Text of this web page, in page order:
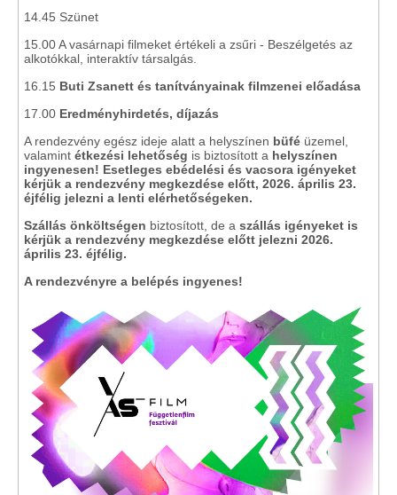
14.45 Szünet
15.00 A vasárnapi filmeket értékeli a zsűri - Beszélgetés az
alkotókkal, interaktív társalgás.
16.15 Buti Zsanett és tanítványainak filmzenei előadása
17.00 Eredményhirdetés, díjazás
A rendezvény egész ideje alatt a helyszínen büfé üzemel,
valamint étkezési lehetőség is biztosított a helyszínen
ingyenesen! Esetleges ebédelési és vacsora igényeket
kérjük a rendezvény megkezdése előtt, 2026. április 23.
éjfélig jelezni a lenti elérhetőségeken.
Szállás önköltségen biztosított, de a szállás igényeket is
kérjük a rendezvény megkezdése előtt jelezni 2026.
április 23. éjfélig.
A rendezvényre a belépés ingyenes!